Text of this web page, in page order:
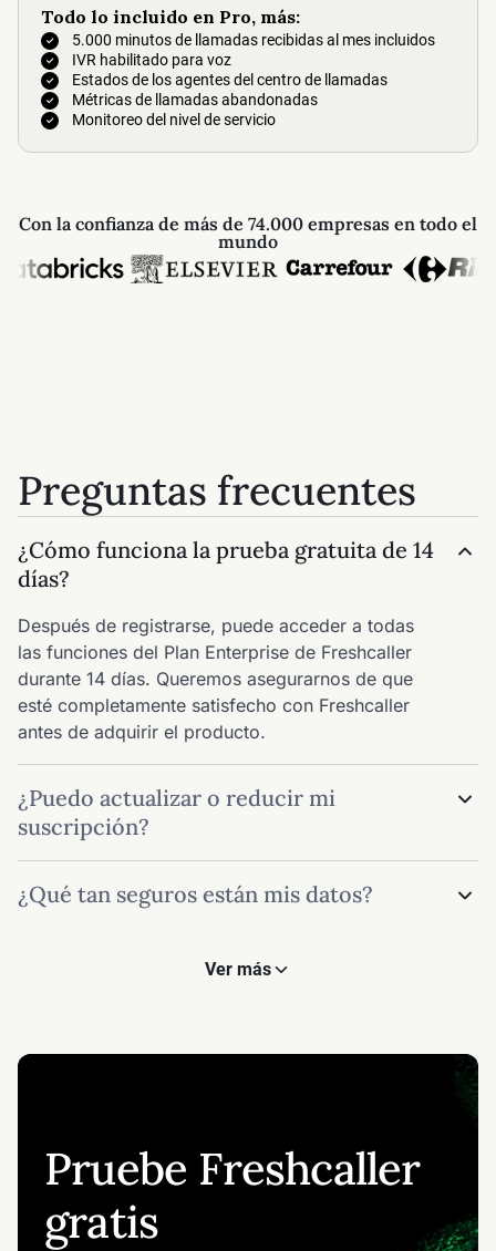
Todo lo incluido en Pro, más:
5.000 minutos de llamadas recibidas al mes incluidos
IVR habilitado para voz
Estados de los agentes del centro de llamadas
Métricas de llamadas abandonadas
Monitoreo del nivel de servicio
Con la confianza de más de 74.000 empresas en todo el
mundo
Preguntas frecuentes
¿Cómo funciona la prueba gratuita de 14
días?
Después de registrarse, puede acceder a todas
las funciones del Plan Enterprise de Freshcaller
durante 14 días. Queremos asegurarnos de que
esté completamente satisfecho con Freshcaller
antes de adquirir el producto.
¿Puedo actualizar o reducir mi
suscripción?
instante. Si desea reducir o cancelar su
de Freshcaller para cambiar los detaljer de su
¿Qué tan seguros están mis datos?
nuestros servidores están alojados en un centro
Nos aseguramos de que nuestra aplicación esté
Ver más
Pruebe Freshcaller
gratis